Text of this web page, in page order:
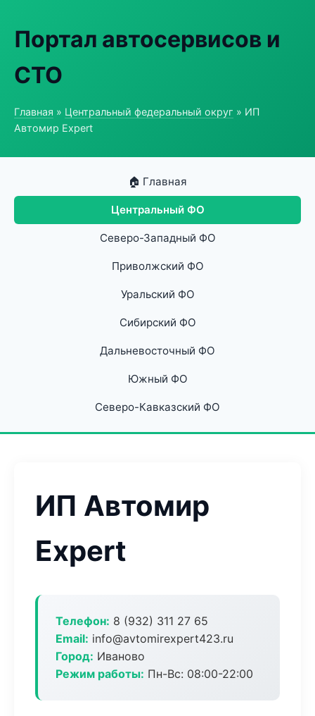
Портал автосервисов и
СТО
Главная » Центральный федеральный округ » ИП
Автомир Expert
🏠 Главная
Центральный ФО
Северо-Западный ФО
Приволжский ФО
Уральский ФО
Сибирский ФО
Дальневосточный ФО
Южный ФО
Северо-Кавказский ФО
ИП Автомир
Expert
Телефон: 8 (932) 311 27 65
Email: info@avtomirexpert423.ru
Город: Иваново
Режим работы: Пн-Вс: 08:00-22:00